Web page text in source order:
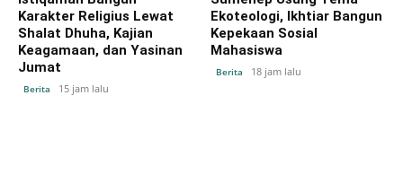
Karakter Religius Lewat
Shalat Dhuha, Kajian
Keagamaan, dan Yasinan
Jumat
Berita 15 jam lalu
Ekoteologi, Ikhtiar Bangun
Kepekaan Sosial
Mahasiswa
Berita 18 jam lalu